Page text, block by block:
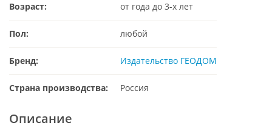
Возраст: от года до 3-х лет
Пол: любой
Бренд: Издательство ГЕОДОМ
Страна производства: Россия
Описание